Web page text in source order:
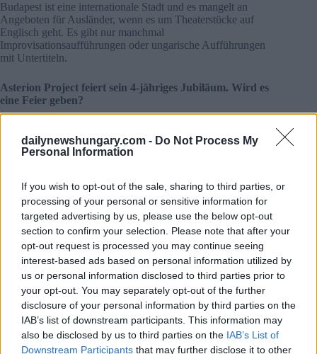
dailynewshungary.com - Do Not Process My
Personal Information
If you wish to opt-out of the sale, sharing to third parties, or
processing of your personal or sensitive information for
targeted advertising by us, please use the below opt-out
section to confirm your selection. Please note that after your
opt-out request is processed you may continue seeing
interest-based ads based on personal information utilized by
us or personal information disclosed to third parties prior to
your opt-out. You may separately opt-out of the further
disclosure of your personal information by third parties on the
IAB’s list of downstream participants. This information may
also be disclosed by us to third parties on the IAB’s List of
Downstream Participants that may further disclose it to other
Budapest ist eine internationale Stadt und es mangelt an
Angeboten für Ausländer, wenn es um Theaterstücke auf
Englisch geht. Es gibt nur manchmal
Improvisationsaufführungen oder ungarische Aufführungen
mit Untertiteln.
Asterion Project feiert sein 4-jähriges Jubiläum. Wird es
eine Feier geben?
Ursprünglich war geplant, nach einer neuen Premiere auch
eine Feier mit allen Künstlern und dem Publikum abzuhalten,
verschoben.
2020 war für Theater kein einfaches Jahr. Was für
Bücher haben Sie erlebt?
Nein, es war nicht einfach, weiterzumachen, positiv zu
bleiben, in diesen unsicheren Zeiten Magie des Theaters ist
das, was lebendig geschieht, dass es die Interaktion zwischen
Publikum und Schauspielern beschreibt, sie sind alle
zusammen darin Ich glaube nicht an virtuelles Theater, Live-
Streaming. Natürlich tut jeder, was er kann, um die Situation
anzupassen Ich denke, wir haben so viel wie möglich getan,
und ich bin froh, dass unser Stück Square auch in dieser